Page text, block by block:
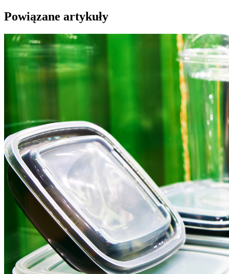
Powiązane artykuły